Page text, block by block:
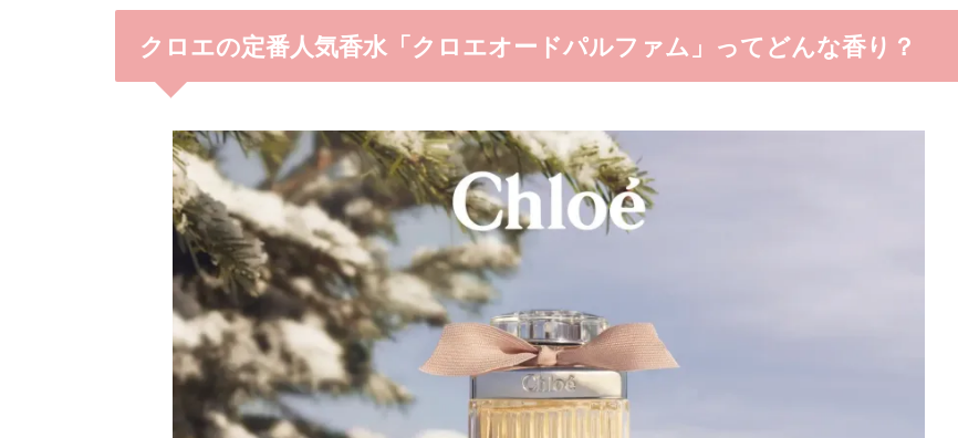
クロエの定番人気香水「クロエオードパルファム」ってどんな香り？